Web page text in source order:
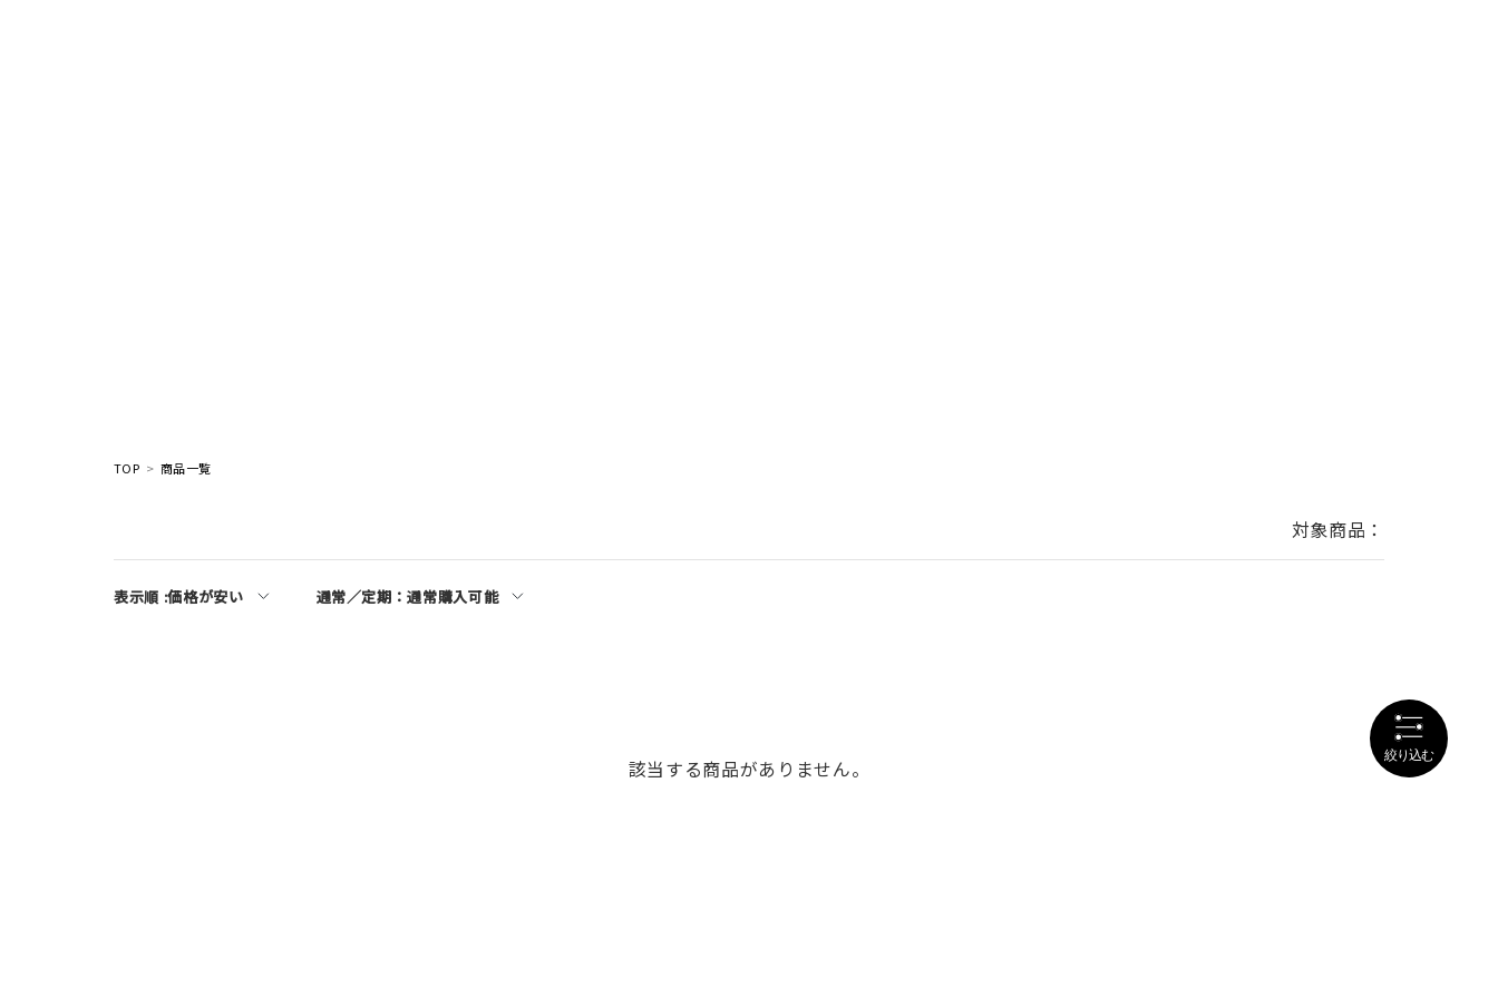
TOP 商品一覧
対象商品：
表示順 :価格が安い 通常／定期：通常購入可能
該当する商品がありません。